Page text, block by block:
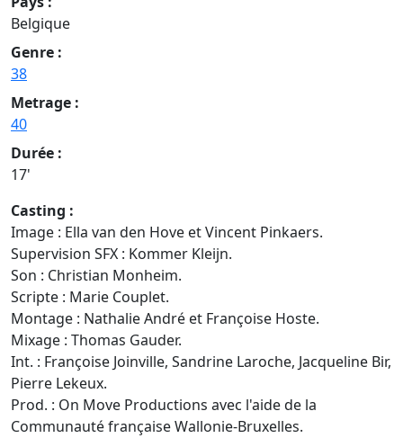
Belgique
Genre :
38
Metrage :
40
Durée :
17'
Casting :
Image : Ella van den Hove et Vincent Pinkaers.
Supervision SFX : Kommer Kleijn.
Son : Christian Monheim.
Scripte : Marie Couplet.
Montage : Nathalie André et Françoise Hoste.
Mixage : Thomas Gauder.
Int. : Françoise Joinville, Sandrine Laroche, Jacqueline Bir,
Pierre Lekeux.
Prod. : On Move Productions avec l'aide de la
Communauté française Wallonie-Bruxelles.